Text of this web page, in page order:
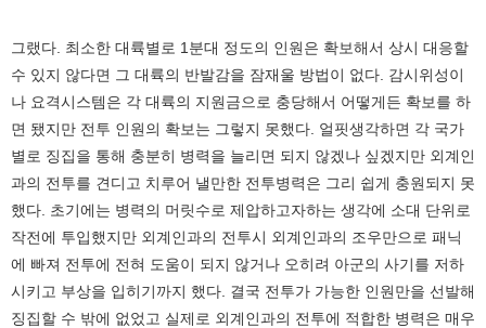
그랬다. 최소한 대륙별로 1분대 정도의 인원은 확보해서 상시 대응할
수 있지 않다면 그 대륙의 반발감을 잠재울 방법이 없다. 감시위성이
나 요격시스템은 각 대륙의 지원금으로 충당해서 어떻게든 확보를 하
면 됐지만 전투 인원의 확보는 그렇지 못했다. 얼핏생각하면 각 국가
별로 징집을 통해 충분히 병력을 늘리면 되지 않겠나 싶겠지만 외계인
과의 전투를 견디고 치루어 낼만한 전투병력은 그리 쉽게 충원되지 못
했다. 초기에는 병력의 머릿수로 제압하고자하는 생각에 소대 단위로
작전에 투입했지만 외계인과의 전투시 외계인과의 조우만으로 패닉
에 빠져 전투에 전혀 도움이 되지 않거나 오히려 아군의 사기를 저하
시키고 부상을 입히기까지 했다. 결국 전투가 가능한 인원만을 선발해
징집할 수 밖에 없었고 실제로 외계인과의 전투에 적합한 병력은 매우